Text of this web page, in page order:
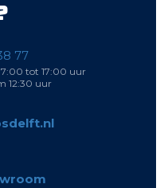
77
tot 17:00 uur
12:30 uur